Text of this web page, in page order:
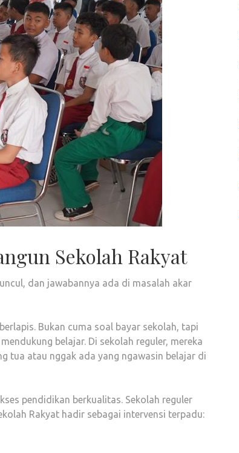
Sekolah Rakyat
dan jawabannya ada di masalah akar
Bukan cuma soal bayar sekolah, tapi
belajar. Di sekolah reguler, mereka
tua atau nggak ada yang ngawasin belajar di
pendidikan berkualitas. Sekolah reguler
Rakyat hadir sebagai intervensi terpadu: